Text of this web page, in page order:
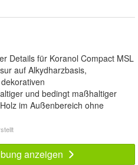
Details für Koranol Compact MSL
auf Alkydharzbasis,
und bedingt maßhaltiger
im Außenbereich ohne
anzeigen